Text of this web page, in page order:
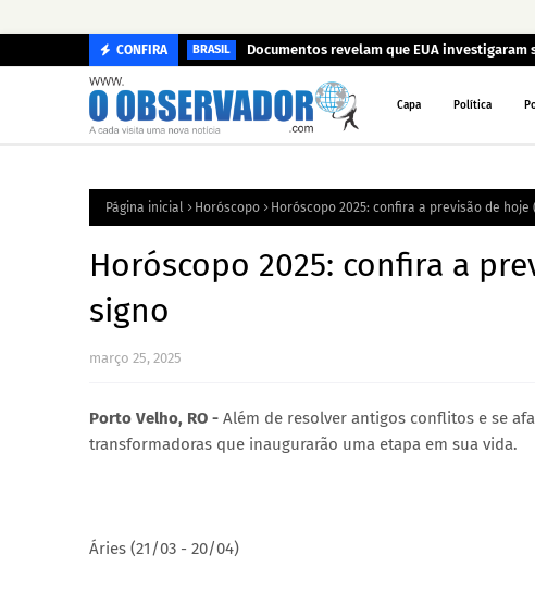
CONFIRA BRASIL Documentos revelam que EUA investigaram
Capa Política
Página inicial Horóscopo Horóscopo 2025: confira a previsão de hoje
Horóscopo 2025: confira a
signo
março 25, 2025
Porto Velho, RO - Além de resolver antigos conflitos e se
transformadoras que inaugurarão uma etapa em sua vida.
Áries (21/03 - 20/04)